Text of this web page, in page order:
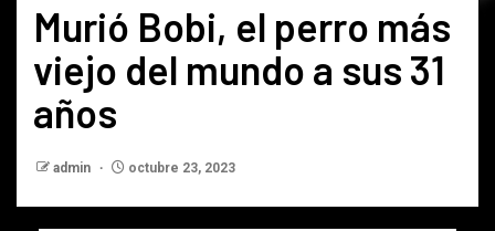
Murió Bobi, el perro más
viejo del mundo a sus 31
años
admin octubre 23, 2023